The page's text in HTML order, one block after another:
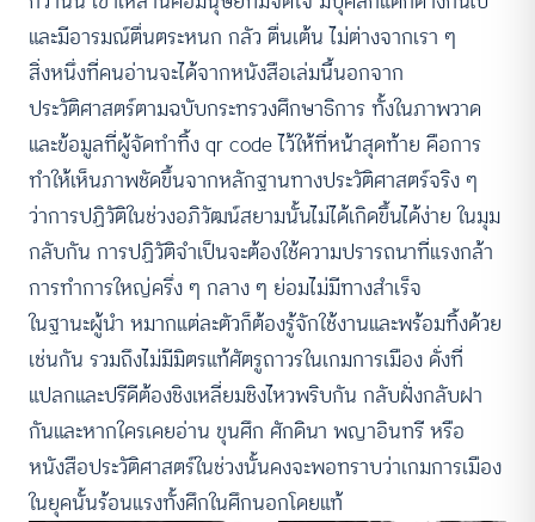
และมีอารมณ์ตื่นตระหนก กลัว ตื่นเต้น ไม่ต่างจากเรา ๆ
สิ่งหนึ่งที่คนอ่านจะได้จากหนังสือเล่มนี้นอกจาก
ประวัติศาสตร์ตามฉบับกระทรวงศึกษาธิการ ทั้งในภาพวาด
และข้อมูลที่ผู้จัดทำทิ้ง qr code ไว้ให้ที่หน้าสุดท้าย คือการ
ทำให้เห็นภาพชัดขึ้นจากหลักฐานทางประวัติศาสตร์จริง ๆ
ว่าการปฏิวัติในช่วงอภิวัฒน์สยามนั้นไม่ได้เกิดขึ้นได้ง่าย ในมุม
กลับกัน การปฏิวัติจำเป็นจะต้องใช้ความปรารถนาที่แรงกล้า
การทำการใหญ่ครึ่ง ๆ กลาง ๆ ย่อมไม่มีทางสำเร็จ
ในฐานะผู้นำ หมากแต่ละตัวก็ต้องรู้จักใช้งานและพร้อมทิ้งด้วย
เช่นกัน รวมถึงไม่มีมิตรแท้ศัตรูถาวรในเกมการเมือง ดั่งที่
แปลกและปรีดีต้องชิงเหลี่ยมชิงไหวพริบกัน กลับฝั่งกลับฝา
กันและหากใครเคยอ่าน ขุนศึก ศักดินา พญาอินทรี หรือ
หนังสือประวัติศาสตร์ในช่วงนั้นคงจะพอทราบว่าเกมการเมือง
ในยุคนั้นร้อนแรงทั้งศึกในศึกนอกโดยแท้